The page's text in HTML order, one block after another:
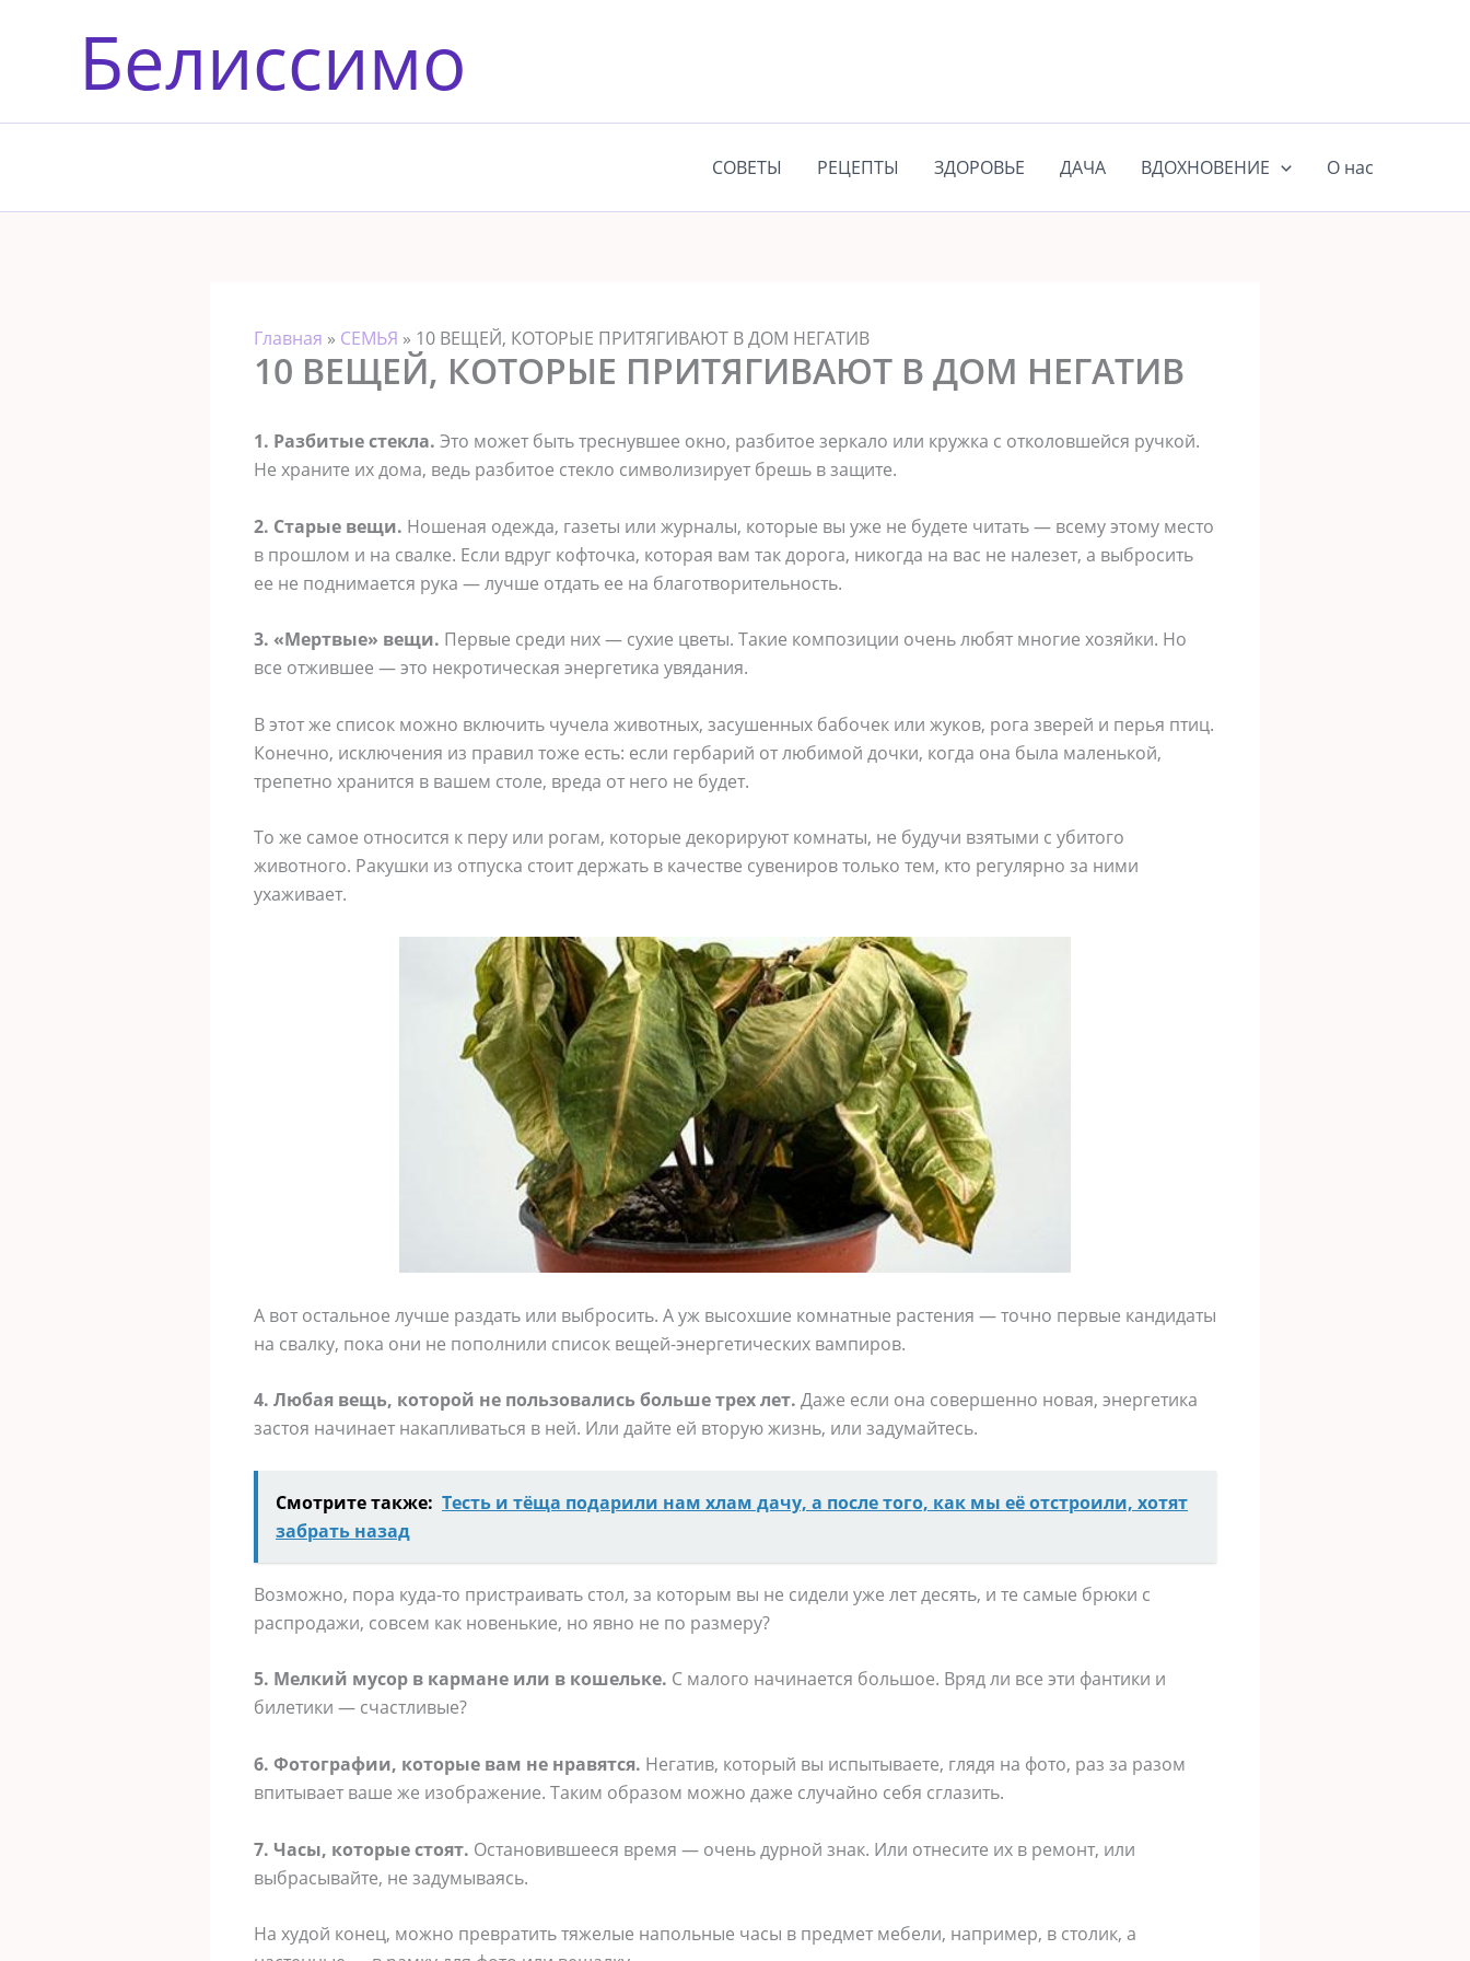
содержимомуБелиссимо
СОВЕТЫ РЕЦЕПТЫ ЗДОРОВЬЕ ДАЧА ВДОХНОВЕНИЕ О нас
Главная » СЕМЬЯ » 10 ВЕЩЕЙ, КОТОРЫЕ ПРИТЯГИВАЮТ В ДОМ НЕГАТИВ
10 ВЕЩЕЙ, КОТОРЫЕ ПРИТЯГИВАЮТ В ДОМ НЕГАТИВ
1. Разбитые стекла. Это может быть треснувшее окно, разбитое зеркало или кружка с отколовшейся ручкой.
Не храните их дома, ведь разбитое стекло символизирует брешь в защите.
2. Старые вещи. Ношеная одежда, газеты или журналы, которые вы уже не будете читать — всему этому место
в прошлом и на свалке. Если вдруг кофточка, которая вам так дорога, никогда на вас не налезет, а выбросить
ее не поднимается рука — лучше отдать ее на благотворительность.
3. «Мертвые» вещи. Первые среди них — сухие цветы. Такие композиции очень любят многие хозяйки. Но
все отжившее — это некротическая энергетика увядания.
В этот же список можно включить чучела животных, засушенных бабочек или жуков, рога зверей и перья птиц.
Конечно, исключения из правил тоже есть: если гербарий от любимой дочки, когда она была маленькой,
трепетно хранится в вашем столе, вреда от него не будет.
То же самое относится к перу или рогам, которые декорируют комнаты, не будучи взятыми с убитого
животного. Ракушки из отпуска стоит держать в качестве сувениров только тем, кто регулярно за ними
ухаживает.
А вот остальное лучше раздать или выбросить. А уж высохшие комнатные растения — точно первые кандидаты
на свалку, пока они не пополнили список вещей-энергетических вампиров.
4. Любая вещь, которой не пользовались больше трех лет. Даже если она совершенно новая, энергетика
застоя начинает накапливаться в ней. Или дайте ей вторую жизнь, или задумайтесь.
Смотрите также: Тесть и тёща подарили нам хлам дачу, а после того, как мы её отстроили, хотят
забрать назад
Возможно, пора куда-то пристраивать стол, за которым вы не сидели уже лет десять, и те самые брюки с
распродажи, совсем как новенькие, но явно не по размеру?
5. Мелкий мусор в кармане или в кошельке. С малого начинается большое. Вряд ли все эти фантики и
билетики — счастливые?
6. Фотографии, которые вам не нравятся. Негатив, который вы испытываете, глядя на фото, раз за разом
впитывает ваше же изображение. Таким образом можно даже случайно себя сглазить.
7. Часы, которые стоят. Остановившееся время — очень дурной знак. Или отнесите их в ремонт, или
выбрасывайте, не задумываясь.
На худой конец, можно превратить тяжелые напольные часы в предмет мебели, например, в столик, а